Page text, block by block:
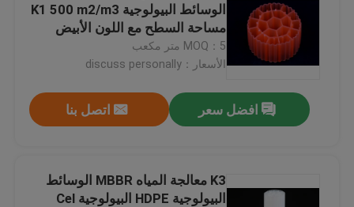
الوسائط البيولوجية K1 500 m2/m3
مساحة السطح مع اللون الأبيض
MOQ：5 متر مكعب
الأسعار：discuss personally
افضل سعر اتصل بنا
K3 معالجة المياه MBBR الوسائط
البيولوجية HDPE البيولوجية Cel